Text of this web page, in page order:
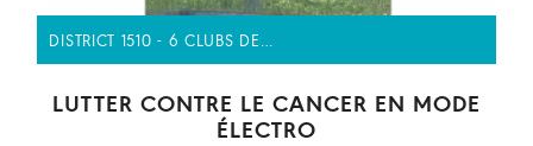
DISTRICT 1510 - 6 CLUBS DE…
LUTTER CONTRE LE CANCER EN MODE
ÉLECTRO